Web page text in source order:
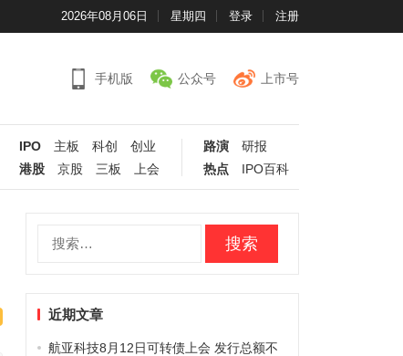
2026年08月06日 星期四 登录 注册
手机版 公众号 上市号
IPO 主板 科创
创业
港股
京股 三板 上会
路演
研报
热点
IPO百科
近期文章
航亚科技8月12日可转债上会 发行总额不